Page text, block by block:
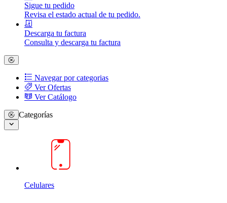
Sigue tu pedido
Revisa el estado actual de tu pedido.
Descarga tu factura
Consulta y descarga tu factura
Navegar por categorias
Ver Ofertas
Ver Catálogo
Categorías
Celulares